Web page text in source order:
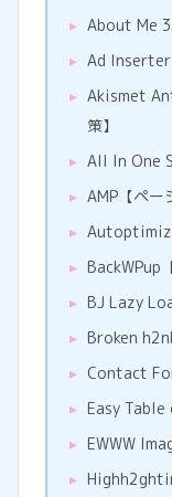
About Me
Ad Inserter
Akismet
策】
All In One
AMP【ペー
BackWPup
BJ Lazy
Broken
Contact
Easy Table
EWWW